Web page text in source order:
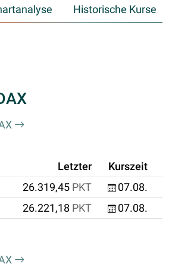
Historische Kurse
Letzter
Kurszeit
26.319,45 PKT
07.08.
26.221,18 PKT 07.08.